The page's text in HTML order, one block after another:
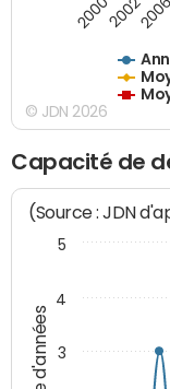
20002002
© JDN 2026
Capacité de
(Source : JDN
3
4
5